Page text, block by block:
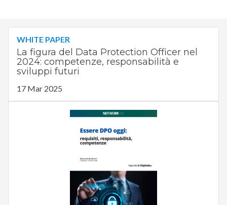
WHITE PAPER
La figura del Data Protection Officer nel
2024: competenze, responsabilità e
sviluppi futuri
17 Mar 2025